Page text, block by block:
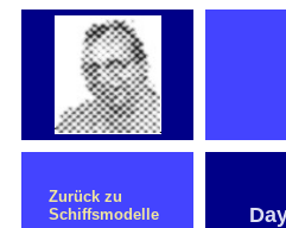
Zurück zu
Schiffsmodelle